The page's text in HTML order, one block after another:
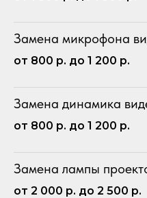
Замена микрофона
от 800 р. до 1 200 р.
Замена динамика
от 800 р. до 1 200 р.
Замена лампы
от 2 000 р. до 2 500 р.